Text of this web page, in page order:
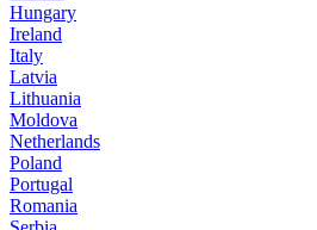
Hungary
Ireland
Italy
Latvia
Lithuania
Moldova
Netherlands
Poland
Portugal
Romania